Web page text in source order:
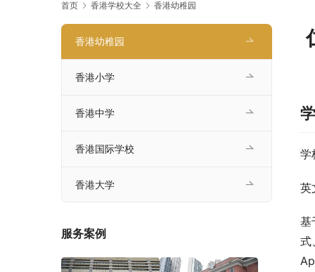
首页 香港学校大全 香港幼稚园
学
英
基
式
香港幼稚园
香港小学
香港中学
香港国际学校
香港大学
服务案例